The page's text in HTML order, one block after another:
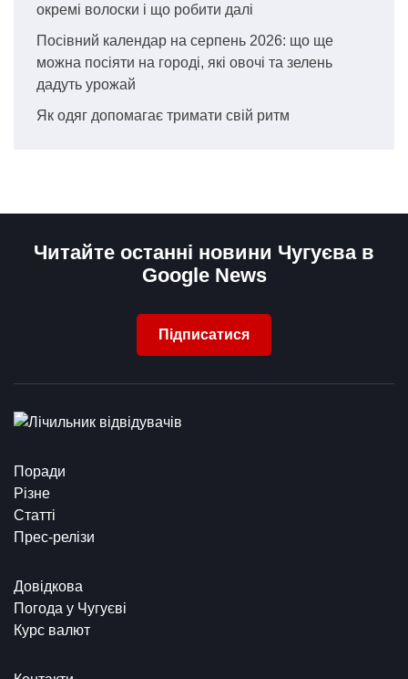
окремі волоски і що робити далі
Посівний календар на серпень 2026: що ще
можна посіяти на городі, які овочі та зелень
дадуть урожай
Як одяг допомагає тримати свій ритм
Читайте останні новини Чугуєва в
Google News
Підписатися
Поради
Різне
Статті
Прес-релізи
Довідкова
Погода у Чугуєві
Курс валют